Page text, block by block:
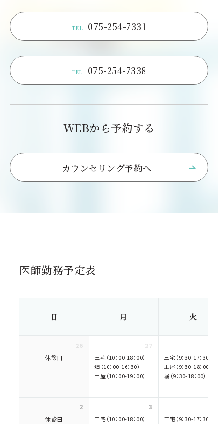
TEL 075-254-7331
TEL 075-254-7338
WEBから予約する
カウンセリング予約へ
医師勤務予定表
日 月 火
26
休診日
27
三宅（10：00-18：00）
畑（10：00-16：30）
土屋（10：00-19：00）
三宅（9：30-17：30）
土屋（9：30-18：00）
堀（9：30-18：00）
2
休診日
3
三宅（10：00-18：00）
三宅（9：30-17：30）